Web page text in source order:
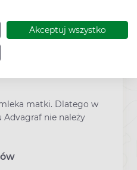
Akceptuj wszystko
lub karmi piersią,
w ciąży lub gdy
poradzić się
matki. Dlatego w
Advagraf nie należy